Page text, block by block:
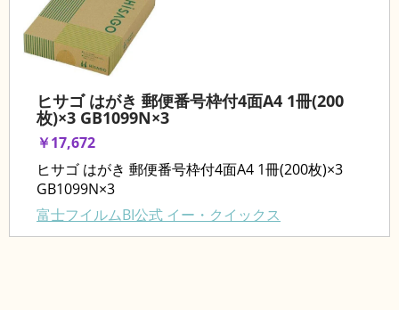
ヒサゴ はがき 郵便番号枠付4面A4 1冊(200
枚)×3 GB1099N×3
￥17,672
ヒサゴ はがき 郵便番号枠付4面A4 1冊(200枚)×3
GB1099N×3
富士フイルムBI公式 イー・クイックス